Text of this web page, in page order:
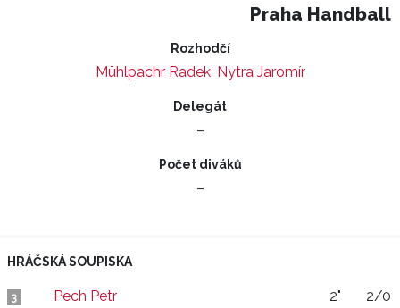
Praha Handball
Rozhodčí
Mühlpachr Radek, Nytra Jaromír
Delegát
–
Počet diváků
–
HRÁČSKÁ SOUPISKA
3 Pech Petr 2" 2/0